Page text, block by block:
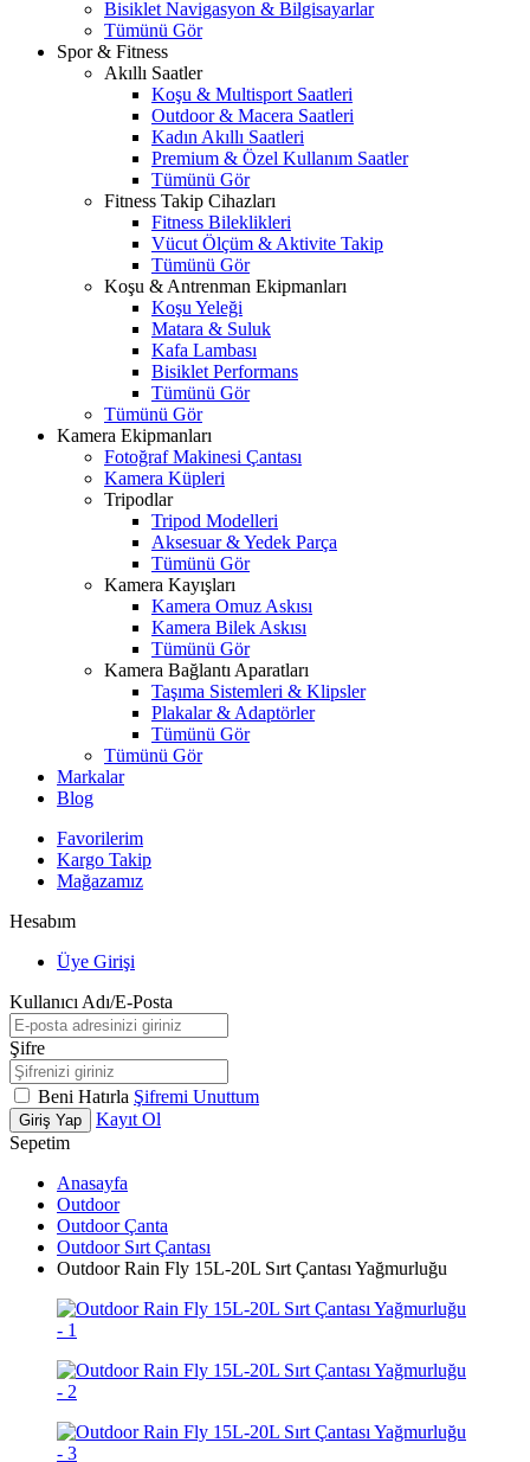
Bisiklet Navigasyon & Bilgisayarlar
Tümünü Gör
Spor & Fitness
Akıllı Saatler
Koşu & Multisport Saatleri
Outdoor & Macera Saatleri
Kadın Akıllı Saatleri
Premium & Özel Kullanım Saatler
Tümünü Gör
Fitness Takip Cihazları
Fitness Bileklikleri
Vücut Ölçüm & Aktivite Takip
Tümünü Gör
Koşu & Antrenman Ekipmanları
Koşu Yeleği
Matara & Suluk
Kafa Lambası
Bisiklet Performans
Tümünü Gör
Tümünü Gör
Kamera Ekipmanları
Fotoğraf Makinesi Çantası
Kamera Küpleri
Tripodlar
Tripod Modelleri
Aksesuar & Yedek Parça
Tümünü Gör
Kamera Kayışları
Kamera Omuz Askısı
Kamera Bilek Askısı
Tümünü Gör
Kamera Bağlantı Aparatları
Taşıma Sistemleri & Klipsler
Plakalar & Adaptörler
Tümünü Gör
Tümünü Gör
Markalar
Blog
Favorilerim
Kargo Takip
Mağazamız
Hesabım
Üye Girişi
Kullanıcı Adı/E-Posta
Şifre
Beni Hatırla Şifremi Unuttum
Giriş Yap
Kayıt Ol
Sepetim
Anasayfa
Outdoor
Outdoor Çanta
Outdoor Sırt Çantası
Outdoor Rain Fly 15L-20L Sırt Çantası Yağmurluğu